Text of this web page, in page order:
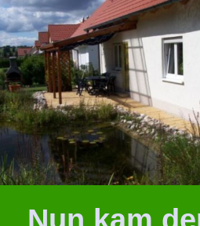
Nun kam